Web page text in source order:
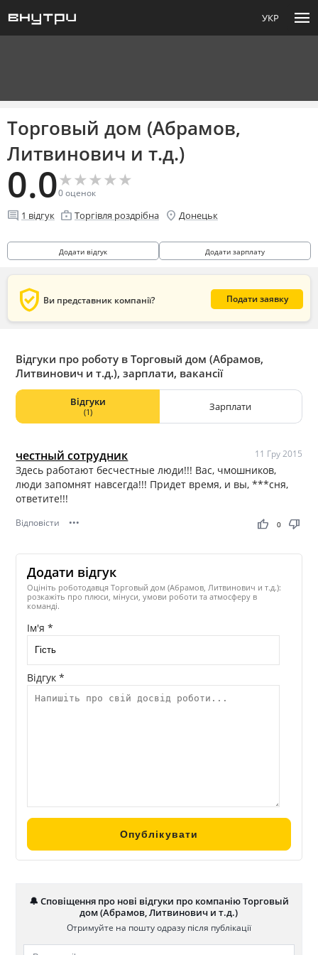
УКР menu
Торговый дом (Абрамов,
Литвинович и т.д.)
0.0★
★★
★★
★★
★★
★
0оценок
comment 1 відгук enterprise Торгівля роздрібна location_on Донецьк
Додати відгук Додати зарплату
verified_user Ви представник компанії? Подати заявку
Відгуки про роботу в Торговый дом (Абрамов,
Литвинович и т.д.), зарплати, вакансії
Відгуки
(1) Зарплати
честный сотрудник 11 Гру 2015
Здесь работают бесчестные люди!!! Вас, чмошников,
люди запомнят навсегда!!! Придет время, и вы, ***сня,
ответите!!!
Відповісти ••• thumb_up thumb_down
0
Додати відгук
Оцініть роботодавця Торговый дом (Абрамов, Литвинович и т.д.):
розкажіть про плюси, мінуси, умови роботи та атмосферу в
команді.
Ім'я *
Відгук *
🔔 Сповіщення про нові відгуки про компанію Торговый
дом (Абрамов, Литвинович и т.д.)
Отримуйте на пошту одразу після публікації